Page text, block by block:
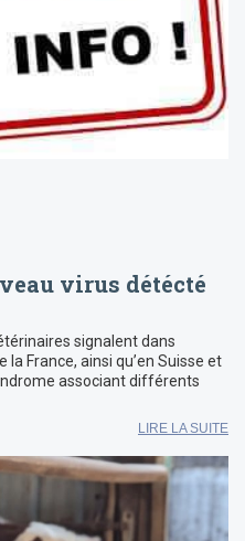
virus détécté
signalent dans
France, ainsi qu’en Suisse et
associant différents
LIRE LA SUITE